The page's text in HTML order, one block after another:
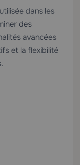
dans les
des
avancées
et la flexibilité